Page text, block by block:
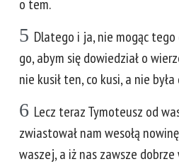
o tem.
5 Dlatego i ja, nie mogąc tego
go, abym się dowiedział o
nie kusił ten, co kusi, a nie
6 Lecz teraz Tymoteusz od
zwiastował nam wesołą
waszej, a iż nas zawsze